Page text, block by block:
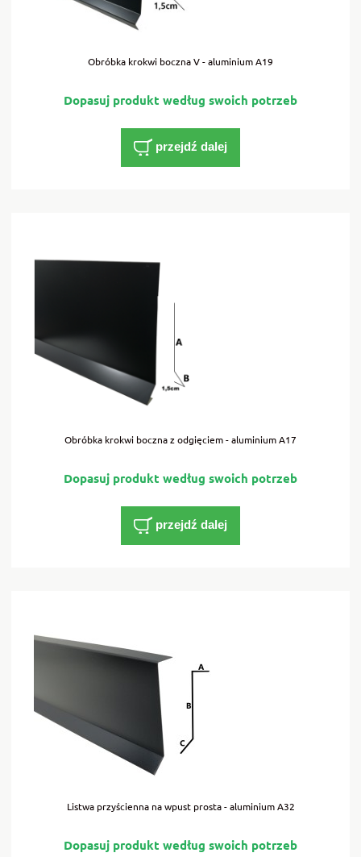
Obróbka krokwi boczna V - aluminium A19
przejdź dalej
Obróbka krokwi boczna z odgięciem - aluminium A17
przejdź dalej
Listwa przyścienna na wpust prosta - aluminium A32